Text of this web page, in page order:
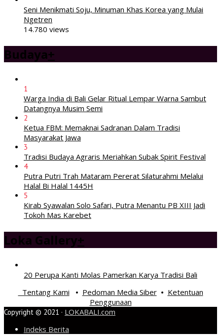
Seni Menikmati Soju, Minuman Khas Korea yang Mulai
Ngetren
14.780 views
Budaya+
1
Warga India di Bali Gelar Ritual Lempar Warna Sambut
Datangnya Musim Semi
2
Ketua FBM: Memaknai Sadranan Dalam Tradisi
Masyarakat Jawa
3
Tradisi Budaya Agraris Meriahkan Subak Spirit Festival
4
Putra Putri Trah Mataram Pererat Silaturahmi Melalui
Halal Bi Halal 1445H
5
Kirab Syawalan Solo Safari, Putra Menantu PB XIII Jadi
Tokoh Mas Karebet
Loka Gallery+
20 Perupa Kanti Molas Pamerkan Karya Tradisi Bali
Tentang Kami • Pedoman Media Siber• Ketentuan
Penggunaan
Copyright © 2021 · LOKABALI.com
Indeks Berita